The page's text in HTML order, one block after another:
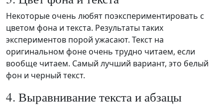
Некоторые очень любят поэкспериментировать с
цветом фона и текста. Результаты таких
экспериментов порой ужасают. Текст на
оригинальном фоне очень трудно читаем, если
вообще читаем. Самый лучший вариант, это белый
фон и черный текст.
4. Выравнивание текста и абзацы